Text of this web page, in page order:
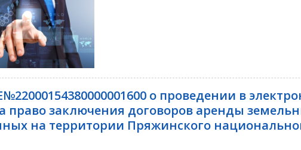
о проведении в
право заключения договоров аренды
на территории Пряжинского